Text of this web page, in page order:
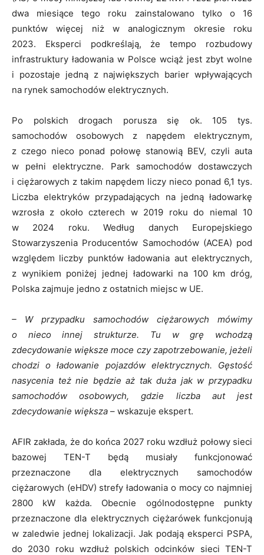
dwa miesiące tego roku zainstalowano tylko o 16
punktów więcej niż w analogicznym okresie roku
2023. Eksperci podkreślają, że tempo rozbudowy
infrastruktury ładowania w Polsce wciąż jest zbyt wolne
i pozostaje jedną z największych barier wpływających
na rynek samochodów elektrycznych.
Po polskich drogach porusza się ok. 105 tys.
samochodów osobowych z napędem elektrycznym,
z czego nieco ponad połowę stanowią BEV, czyli auta
w pełni elektryczne. Park samochodów dostawczych
i ciężarowych z takim napędem liczy nieco ponad 6,1 tys.
Liczba elektryków przypadających na jedną ładowarkę
wzrosła z około czterech w 2019 roku do niemal 10
w 2024 roku. Według danych Europejskiego
Stowarzyszenia Producentów Samochodów (ACEA) pod
względem liczby punktów ładowania aut elektrycznych,
z wynikiem poniżej jednej ładowarki na 100 km dróg,
Polska zajmuje jedno z ostatnich miejsc w UE.
– W przypadku samochodów ciężarowych mówimy
o nieco innej strukturze. Tu w grę wchodzą
zdecydowanie większe moce czy zapotrzebowanie, jeżeli
chodzi o ładowanie pojazdów elektrycznych. Gęstość
nasycenia też nie będzie aż tak duża jak w przypadku
samochodów osobowych, gdzie liczba aut jest
zdecydowanie większa – wskazuje ekspert.
AFIR zakłada, że do końca 2027 roku wzdłuż połowy sieci
bazowej TEN-T będą musiały funkcjonować
przeznaczone dla elektrycznych samochodów
ciężarowych (eHDV) strefy ładowania o mocy co najmniej
2800 kW każda. Obecnie ogólnodostępne punkty
przeznaczone dla elektrycznych ciężarówek funkcjonują
w zaledwie jednej lokalizacji. Jak podają eksperci PSPA,
do 2030 roku wzdłuż polskich odcinków sieci TEN-T